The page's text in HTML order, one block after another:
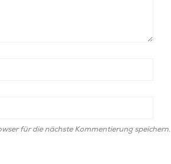
für die nächste Kommentierung speichern.